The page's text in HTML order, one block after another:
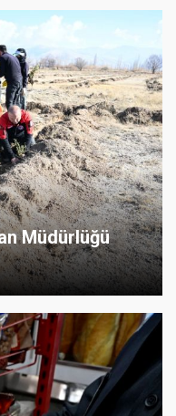
Müdürlüğü